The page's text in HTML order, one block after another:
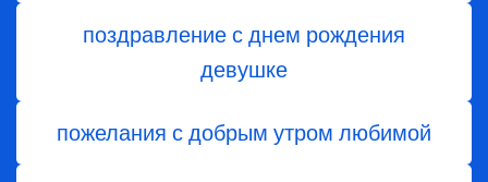
поздравление с днем рождения
девушке
пожелания с добрым утром любимой